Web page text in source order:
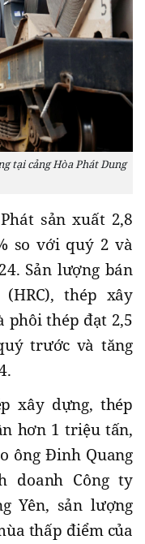
tại cảng Hòa Phát Dung
sản xuất 2,8
so với quý 2 và
Sản lượng bán
thép xây
phôi thép đạt 2,5
trước và tăng
xây dựng, thép
hơn 1 triệu tấn,
ông Đinh Quang
doanh Công ty
Yên, sản lượng
thấp điểm của